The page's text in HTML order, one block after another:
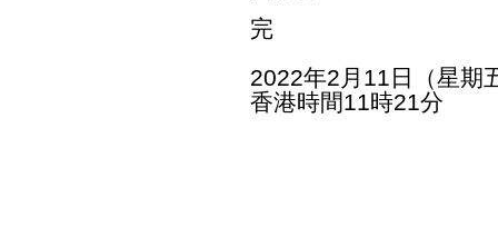
完
2022年2月11日（星期
香港時間11時21分